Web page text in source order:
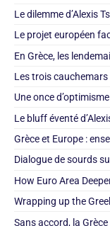
Le dilemme d’Alexis
Le projet européen
En Grèce, les
Les trois cauchemars
Une once d’optimisme
Le bluff éventé
Grèce et Europe :
Dialogue de sourds
How Euro Area
Wrapping up the
Sans accord, la